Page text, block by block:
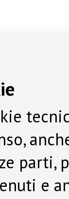
parti,
e